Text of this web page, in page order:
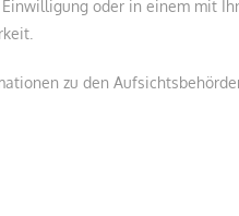
oder in einem mit
zu den